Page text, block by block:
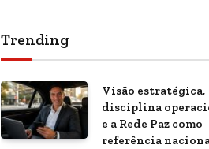
Trending
Visão estratégica,
disciplina
e a Rede Paz como
referência